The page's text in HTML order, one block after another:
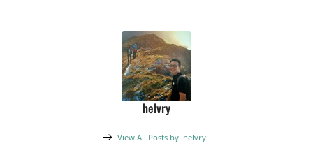
helvry
View All Posts by helvry